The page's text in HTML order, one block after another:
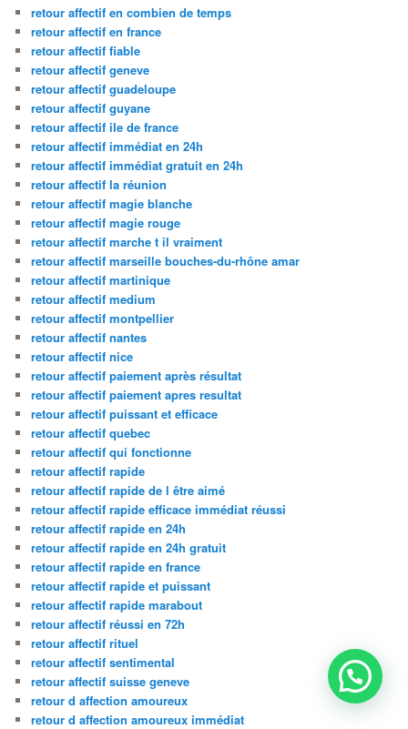
retour affectif en combien de temps
retour affectif en france
retour affectif fiable
retour affectif geneve
retour affectif guadeloupe
retour affectif guyane
retour affectif ile de france
retour affectif immédiat en 24h
retour affectif immédiat gratuit en 24h
retour affectif la réunion
retour affectif magie blanche
retour affectif magie rouge
retour affectif marche t il vraiment
retour affectif marseille bouches-du-rhône amar
retour affectif martinique
retour affectif medium
retour affectif montpellier
retour affectif nantes
retour affectif nice
retour affectif paiement après résultat
retour affectif paiement apres resultat
retour affectif puissant et efficace
retour affectif quebec
retour affectif qui fonctionne
retour affectif rapide
retour affectif rapide de l être aimé
retour affectif rapide efficace immédiat réussi
retour affectif rapide en 24h
retour affectif rapide en 24h gratuit
retour affectif rapide en france
retour affectif rapide et puissant
retour affectif rapide marabout
retour affectif réussi en 72h
retour affectif rituel
retour affectif sentimental
retour affectif suisse geneve
retour d affection amoureux
retour d affection amoureux immédiat